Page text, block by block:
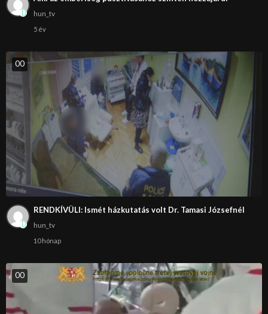
hun_tv
5 év
00
RENDKÍVÜLI: Ismét házkutatás volt Dr. Tamasi Józsefnél
hun_tv
10 hónap
00